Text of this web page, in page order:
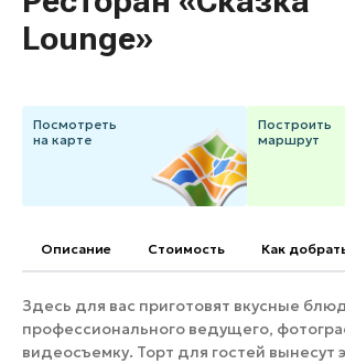
Банные комплексы
Горнолыжные клубы
Спецпроекты
Федоскинская фабрика
Пикник в Подмосковье
Особо охраняемые
природные
Lounge»
Посмотреть
на карте
Построить
маршрут
Описание Cтоимость Как
Здесь для вас приготовят вкусные
профессионального ведущего,
видеосъемку. Торт для гостей вынесут